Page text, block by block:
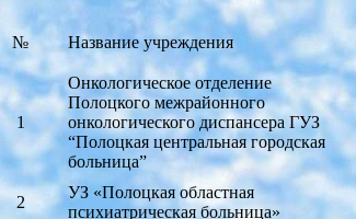
№ Название учреждения
1
Онкологическое отделение
Полоцкого межрайонного
онкологического диспансера ГУЗ
“Полоцкая центральная городская
больница”
2
УЗ «Полоцкая областная
психиатрическая больница»